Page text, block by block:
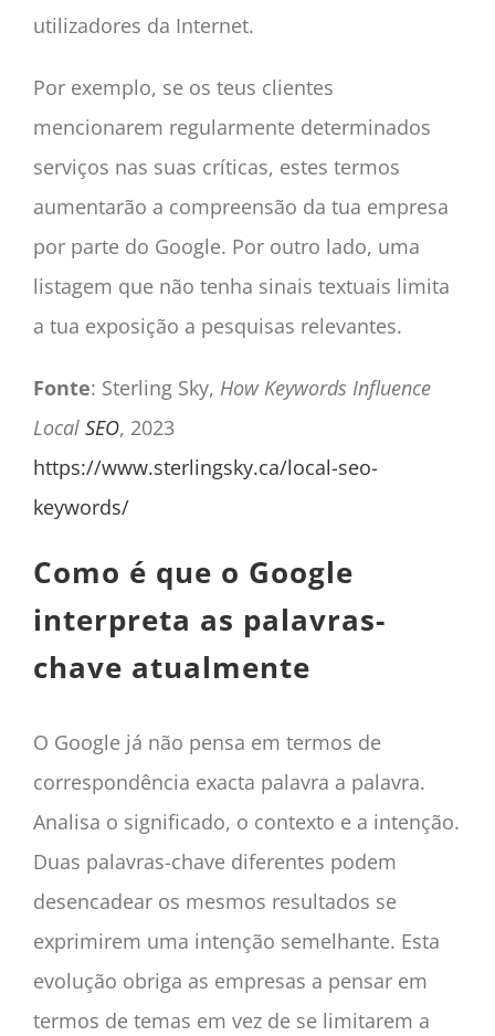
utilizadores da Internet.
Por exemplo, se os teus clientes
mencionarem regularmente determinados
serviços nas suas críticas, estes termos
aumentarão a compreensão da tua empresa
por parte do Google. Por outro lado, uma
listagem que não tenha sinais textuais limita
a tua exposição a pesquisas relevantes.
Fonte: Sterling Sky, How Keywords Influence
Local SEO, 2023
https://www.sterlingsky.ca/local-seo-
keywords/
Como é que o Google
interpreta as palavras-
chave atualmente
O Google já não pensa em termos de
correspondência exacta palavra a palavra.
Analisa o significado, o contexto e a intenção.
Duas palavras-chave diferentes podem
desencadear os mesmos resultados se
exprimirem uma intenção semelhante. Esta
evolução obriga as empresas a pensar em
termos de temas em vez de se limitarem a